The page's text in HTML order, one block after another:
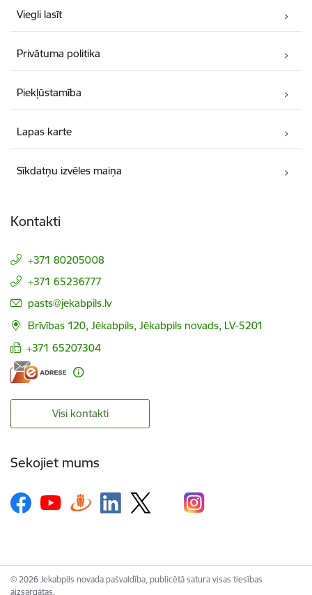
Viegli lasīt
Privātuma politika
Piekļūstamība
Lapas karte
Sīkdatņu izvēles maiņa
Kontakti
+371 80205008
+371 65236777
E-pasts:
pasts@jekabpils.lv
Brīvības 120, Jēkabpils, Jēkabpils novads, LV-5201
+371 65207304
Visi kontakti
Sekojiet mums
© 2026 Jekabpils novada pašvaldība, publicētā satura visas tiesības
aizsargātas.